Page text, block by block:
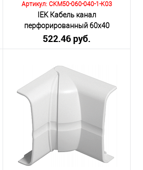
Артикул: CKM50-060-040-1-K03
IEK Кабель канал
перфорированный 60х40
ИМПАКТ - М
522.46 руб.
Количество:
В корзину
К сравнению
В избранное
Под заказ